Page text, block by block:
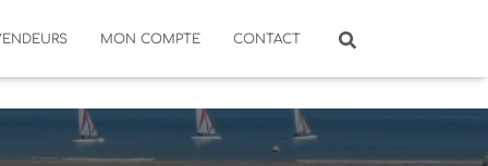
MON COMPTE CONTACT